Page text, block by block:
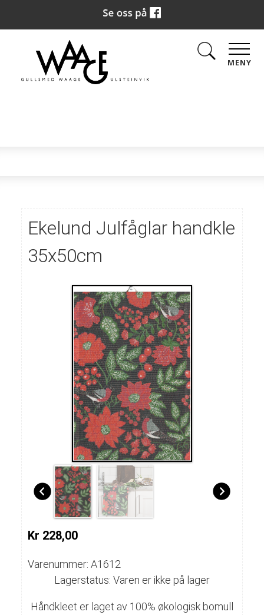
MENY
Ekelund Julfåglar handkle
35x50cm
Kr 228,00
Varenummer: A1612
Lagerstatus: Varen er ikke på lager
Håndkleet er laget av 100% økologisk bomull